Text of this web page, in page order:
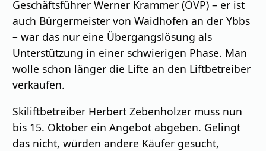
Geschäftsführer Werner Krammer (ÖVP) – er ist
auch Bürgermeister von Waidhofen an der Ybbs
– war das nur eine Übergangslösung als
Unterstützung in einer schwierigen Phase. Man
wolle schon länger die Lifte an den Liftbetreiber
verkaufen.
Skiliftbetreiber Herbert Zebenholzer muss nun
bis 15. Oktober ein Angebot abgeben. Gelingt
das nicht, würden andere Käufer gesucht,